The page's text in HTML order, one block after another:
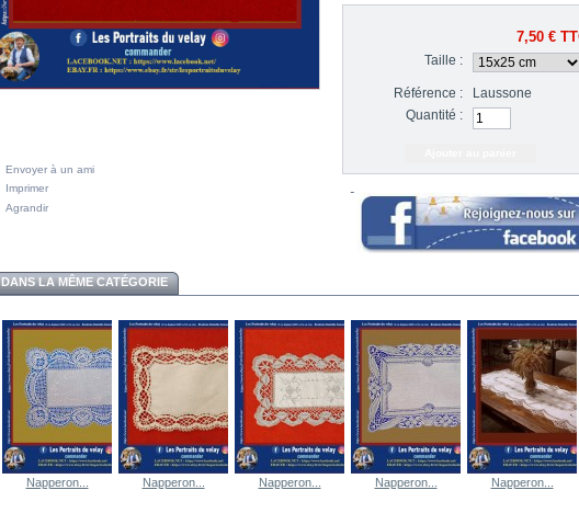
Envoyer à un ami
Imprimer
Agrandir
7,50 €
Taille :
Référence :
Laussone
Quantité :
DANS LA MÊME CATÉGORIE
Napperon... Napperon... Napperon... Napperon... Napperon...